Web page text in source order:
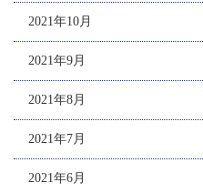
2021年10月
2021年9月
2021年8月
2021年7月
2021年6月